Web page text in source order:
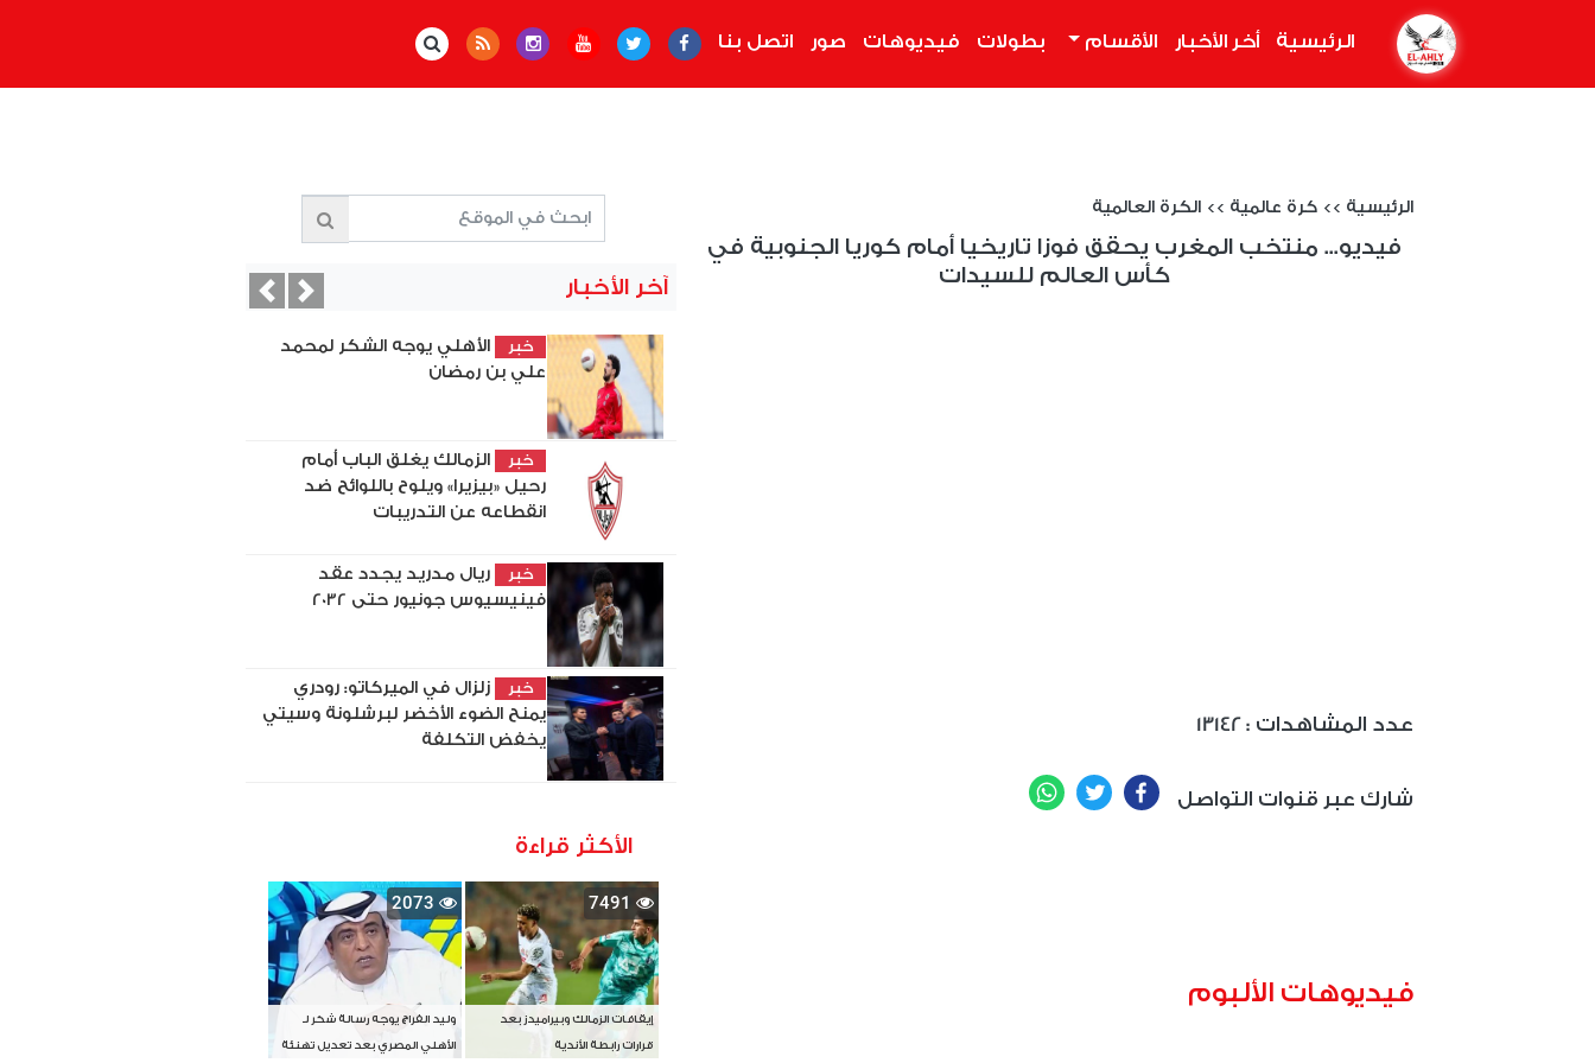
الرئيسية أخر الأخبار الأقسام بطولات فيديوهات صور اتصل بنا
الرئيسية >> كرة عالمية >> الكرة العالمية
فيديو... منتخب المغرب يحقق فوزا تاريخيا أمام كوريا الجنوبية في
كأس العالم للسيدات
13142 : عدد المشاهدات
شارك عبر قنوات التواصل Facebook
Twitter
WhatsApp
فيديوهات الألبوم
آخر الأخبار
خبر
الأهلي يوجه الشكر لمحمد
علي بن رمضان
خبر
الزمالك يغلق الباب أمام
رحيل «بيزيرا» ويلوح باللوائح ضد
انقطاعه عن التدريبات
خبر
ريال مدريد يجدد عقد
فينيسيوس جونيور حتى 2032
خبر
زلزال في الميركاتو: رودري
يمنح الضوء الأخضر لبرشلونة وسيتي
يخفض التكلفة
PreviousNext
الأكثر قراءة
7491
إيقافات الزمالك وبيراميدز بعد
قرارات رابطة الأندية
2073
وليد الفراج يوجه رسالة شكر لـ
الأهلي المصري بعد تعديل تهنئة